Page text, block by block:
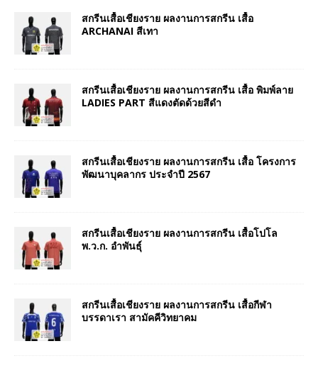
สกรีนเสื้อเชียงราย ผลงานการสกรีน เสื้อ
ARCHANAI สีเทา
สกรีนเสื้อเชียงราย ผลงานการสกรีน เสื้อ พิมพ์ลาย
LADIES PART สีแดงตัดด้วยสีดำ
สกรีนเสื้อเชียงราย ผลงานการสกรีน เสื้อ โครงการ
พัฒนาบุคลากร ประจำปี 2567
สกรีนเสื้อเชียงราย ผลงานการสกรีน เสื้อโปโล
พ.ว.ก. อำพันธุ์
สกรีนเสื้อเชียงราย ผลงานการสกรีน เสื้อกีฬา
บรรดาเรา สามัคคีวิทยาคม